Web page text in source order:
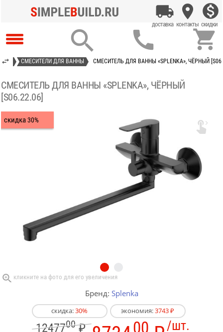
  
СМЕСИТЕЛИ ДЛЯ ВАННЫ СМЕСИТЕЛЬ ДЛЯ ВАННЫ «SPLENKA», ЧЁРНЫЙ
СМЕСИТЕЛЬ ДЛЯ ВАННЫ «SPLENKA», ЧЁРНЫЙ
[S06.22.06]
скидка30% 
Бренд: Splenka
скидка:30% экономия:3743 ₽
1247700₽ /шт.
00